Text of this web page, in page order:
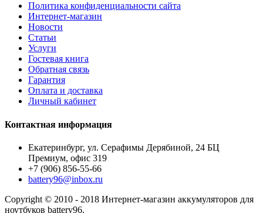
Политика конфиденциальности сайта
Интернет-магазин
Новости
Статьи
Услуги
Гостевая книга
Обратная связь
Гарантия
Оплата и доставка
Личный кабинет
Контактная информация
Екатеринбург, ул. Серафимы Дерябиной, 24 БЦ
Премиум, офис 319
+7 (906) 856-55-66
battery96@inbox.ru
Copyright © 2010 - 2018 Интернет-магазин аккумуляторов для
ноутбуков battery96.